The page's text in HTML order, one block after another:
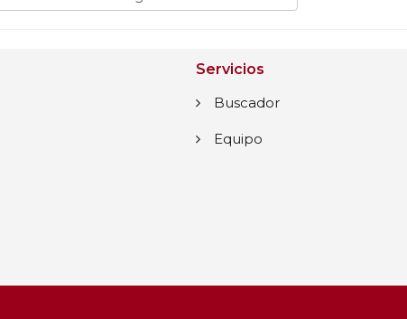
Servicios
Buscador
Equipo